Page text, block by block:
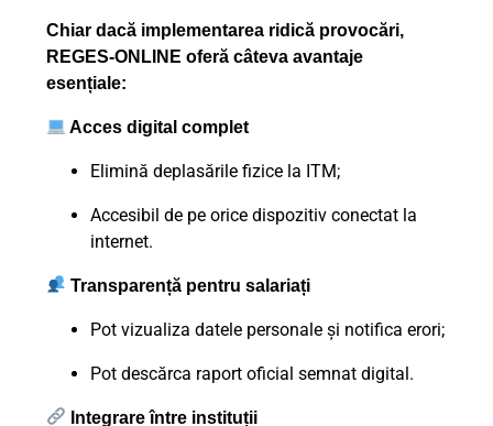
Chiar dacă implementarea ridică provocări,
REGES-ONLINE oferă câteva avantaje
esențiale:
Acces digital complet
Elimină deplasările fizice la ITM;
Accesibil de pe orice dispozitiv conectat la
internet.
Transparență pentru salariați
Pot vizualiza datele personale și notifica erori;
Pot descărca raport oficial semnat digital.
Integrare între instituții